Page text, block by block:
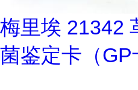
梅里埃 21342
菌鉴定卡（GP